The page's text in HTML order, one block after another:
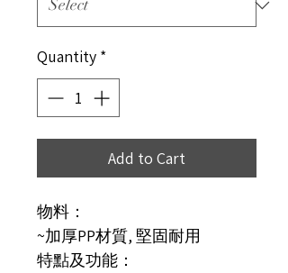
Quantity *
Add to Cart
物料：
~加厚PP材質, 堅固耐用
特點及功能：